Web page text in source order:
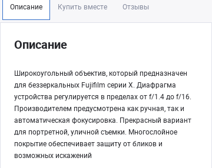
Описание Купить вместе Отзывы
Описание
Широкоугольный объектив, который предназначен
для беззеркальных Fujifilm серии X. Диафрагма
устройства регулируется в пределах от f/1.4 до f/16.
Производителем предусмотрена как ручная, так и
автоматическая фокусировка. Прекрасный вариант
для портретной, уличной съемки. Многослойное
покрытие обеспечивает защиту от бликов и
возможных искажений